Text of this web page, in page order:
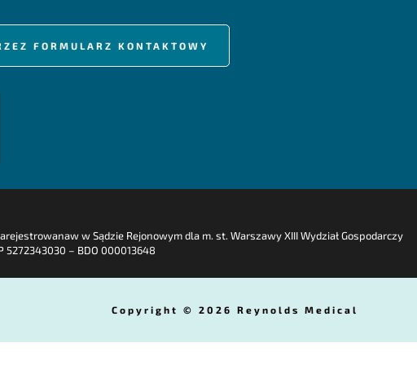
FORMULARZ KONTAKTOWY
w Sądzie Rejonowym dla m. st. Warszawy XIII Wydział Gospodarczy
5272343030 – BDO 000013648
Copyright © 2026 Reynolds Medical